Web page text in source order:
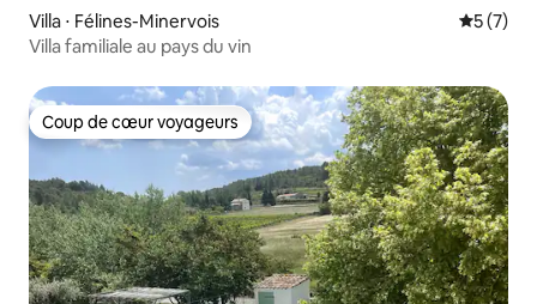
Villa ⋅ Félines-Minervois
5 (7)
Villa familiale au pays du vin
Coup de cœur voyageurs
Coup de cœur voyageurs